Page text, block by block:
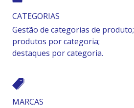
CATEGORIAS
Gestão de categorias de produto;
produtos por categoria;
destaques por categoria.
MARCAS